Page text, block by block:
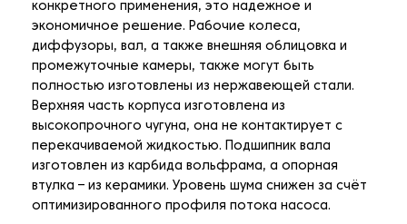
конкретного применения, это надежное и
экономичное решение. Рабочие колеса,
диффузоры, вал, а также внешняя облицовка и
промежуточные камеры, также могут быть
полностью изготовлены из нержавеющей стали.
Верхняя часть корпуса изготовлена из
высокопрочного чугуна, она не контактирует с
перекачиваемой жидкостью. Подшипник вала
изготовлен из карбида вольфрама, а опорная
втулка – из керамики. Уровень шума снижен за счёт
оптимизированного профиля потока насоса.